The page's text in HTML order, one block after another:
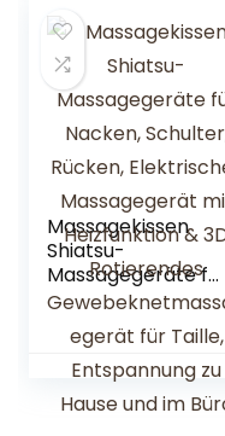
Muskelschmerzen
Erleichterung, für
Auto, Büro,
Zuhause und
überall dort
Massagekissen
Shiatsu-
Massagegeräte für
Nacken, Schulter,
Rücken,
Elektrisches
Massagegerät mit
Heizfunktion & 3D
Rotierendes